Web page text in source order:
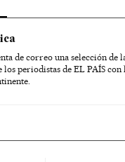
de correo una selección de
los periodistas de EL PAÍS